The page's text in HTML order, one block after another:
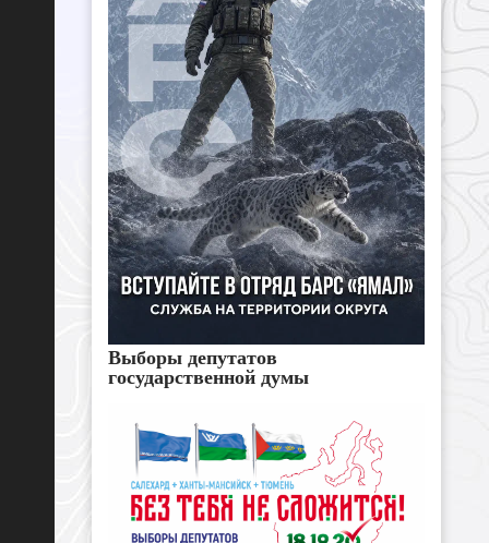
Выборы депутатов
государственной думы